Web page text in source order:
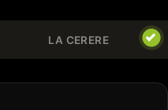
LA CERERE